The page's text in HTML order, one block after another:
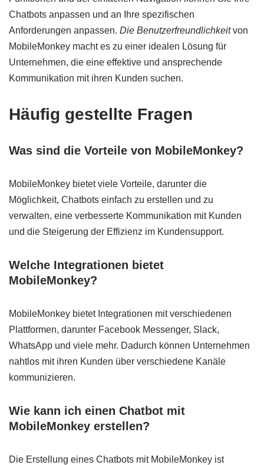
Chatbots anpassen und an Ihre spezifischen
Anforderungen anpassen. Die Benutzerfreundlichkeitvon
MobileMonkey macht es zu einer idealen Lösung für
Unternehmen, die eine effektive und ansprechende
Kommunikation mit ihren Kunden suchen.
Häufig gestellte Fragen
Was sind die Vorteile von MobileMonkey?
MobileMonkey bietet viele Vorteile, darunter die
Möglichkeit, Chatbots einfach zu erstellen und zu
verwalten, eine verbesserte Kommunikation mit Kunden
und die Steigerung der Effizienz im Kundensupport.
Welche Integrationen bietet
MobileMonkey?
MobileMonkey bietet Integrationen mit verschiedenen
Plattformen, darunter Facebook Messenger, Slack,
WhatsApp und viele mehr. Dadurch können Unternehmen
nahtlos mit ihren Kunden über verschiedene Kanäle
kommunizieren.
Wie kann ich einen Chatbot mit
MobileMonkey erstellen?
Die Erstellung eines Chatbots mit MobileMonkey ist